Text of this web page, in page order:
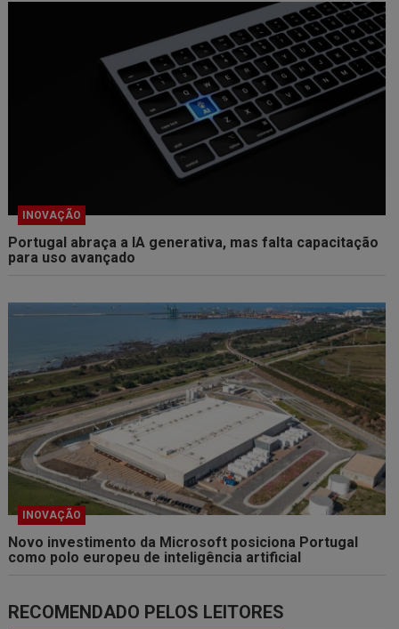
INOVAÇÃO
Portugal abraça a IA generativa, mas falta capacitação
para uso avançado
INOVAÇÃO
Novo investimento da Microsoft posiciona Portugal
como polo europeu de inteligência artificial
RECOMENDADO PELOS LEITORES